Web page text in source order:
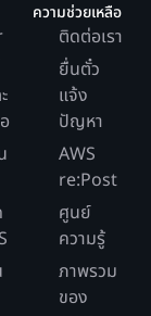
ความช่วยเหลือ
ติดต่อเรา
ยื่นตั๋ว
แจ้ง
ปัญหา
AWS
re:Post
ศูนย์
ความรู้
ภาพรวม
ของ